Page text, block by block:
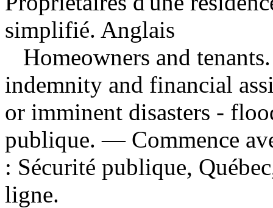
simplifié. Anglais
Homeowners and
indemnity and financial
or imminent disasters -
publique. — Commence
: Sécurité publique,
ligne.